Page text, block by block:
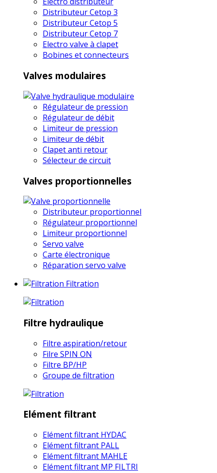
Distributeur Cetop 3
Distributeur Cetop 5
Distributeur Cetop 7
Electro valve à clapet
Bobines et connecteurs
Valves modulaires
Régulateur de pression
Régulateur de débit
Limiteur de pression
Limiteur de débit
Clapet anti retour
Sélecteur de circuit
Valves proportionnelles
Distributeur proportionnel
Régulateur proportionnel
Limiteur proportionnel
Servo valve
Carte électronique
Réparation servo valve
Filtration
Filtre hydraulique
Filtre aspiration/retour
Filre SPIN ON
Filtre BP/HP
Groupe de filtration
Elément filtrant
Elément filtrant HYDAC
Elément filtrant PALL
Elément filtrant MAHLE
Elément filtrant MP FILTRI